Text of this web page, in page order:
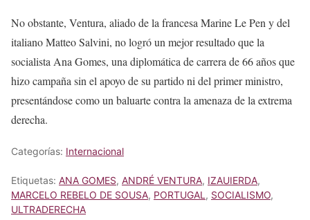
No obstante, Ventura, aliado de la francesa Marine Le Pen y del
italiano Matteo Salvini, no logró un mejor resultado que la
socialista Ana Gomes, una diplomática de carrera de 66 años que
hizo campaña sin el apoyo de su partido ni del primer ministro,
presentándose como un baluarte contra la amenaza de la extrema
derecha.
Categorías: Internacional
Etiquetas: ANA GOMES, ANDRÉ VENTURA, IZAUIERDA,
MARCELO REBELO DE SOUSA, PORTUGAL , SOCIALISMO,
ULTRADERECHA